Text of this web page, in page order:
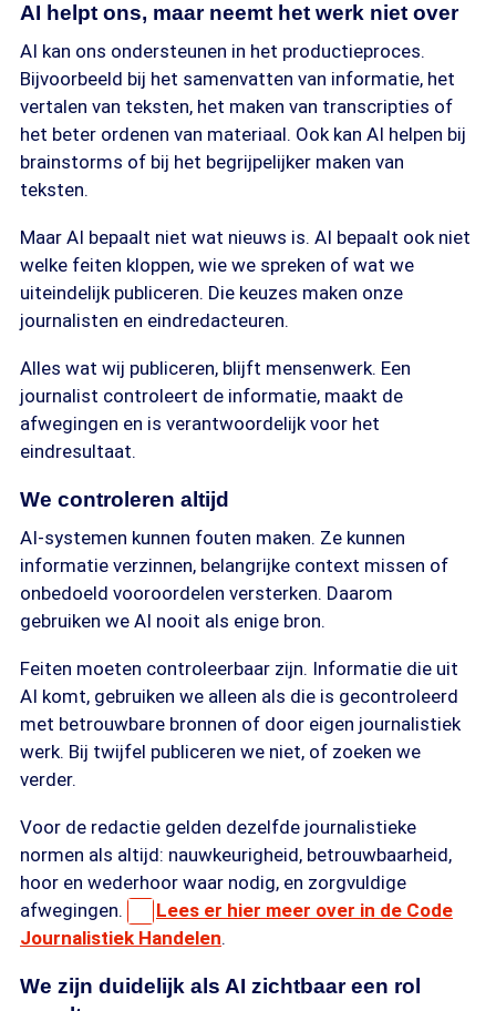
AI helpt ons, maar neemt het werk niet over
AI kan ons ondersteunen in het productieproces.
Bijvoorbeeld bij het samenvatten van informatie, het
vertalen van teksten, het maken van transcripties of
het beter ordenen van materiaal. Ook kan AI helpen bij
brainstorms of bij het begrijpelijker maken van
teksten.
Maar AI bepaalt niet wat nieuws is. AI bepaalt ook niet
welke feiten kloppen, wie we spreken of wat we
uiteindelijk publiceren. Die keuzes maken onze
journalisten en eindredacteuren.
Alles wat wij publiceren, blijft mensenwerk. Een
journalist controleert de informatie, maakt de
afwegingen en is verantwoordelijk voor het
eindresultaat.
We controleren altijd
AI-systemen kunnen fouten maken. Ze kunnen
informatie verzinnen, belangrijke context missen of
onbedoeld vooroordelen versterken. Daarom
gebruiken we AI nooit als enige bron.
Feiten moeten controleerbaar zijn. Informatie die uit
AI komt, gebruiken we alleen als die is gecontroleerd
met betrouwbare bronnen of door eigen journalistiek
werk. Bij twijfel publiceren we niet, of zoeken we
verder.
Voor de redactie gelden dezelfde journalistieke
normen als altijd: nauwkeurigheid, betrouwbaarheid,
hoor en wederhoor waar nodig, en zorgvuldige
afwegingen.
Lees er hier meer over in de Code
Journalistiek Handelen.
We zijn duidelijk als AI zichtbaar een rol